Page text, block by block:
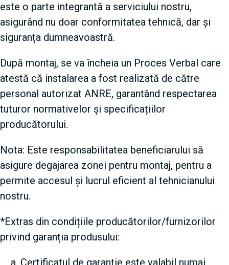
este o parte integrantă a serviciului nostru,
asigurând nu doar conformitatea tehnică, dar și
siguranța dumneavoastră.
După montaj, se va încheia un Proces Verbal care
atestă că instalarea a fost realizată de către
personal autorizat ANRE, garantând respectarea
tuturor normativelor și specificațiilor
producătorului.
Nota: Este responsabilitatea beneficiarului să
asigure degajarea zonei pentru montaj, pentru a
permite accesul și lucrul eficient al tehnicianului
nostru.
*Extras din condițiile producătorilor/furnizorilor
privind garanția produsului:
Certificatul de garanție este valabil numai